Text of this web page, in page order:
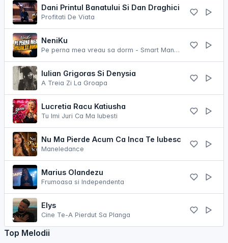
Dani Printul Banatului Si Dan Draghici
Profitati De Viata
NeniKu
Pe perna mea vreau sa dorm - Smart Manele
Iulian Grigoras Si Denysia
A Treia Zi La Groapa
Lucretia Racu Katiusha
Tu Imi Juri Ca Ma Iubesti
Nu Ma Pierde Acum Ca Inca Te Iubesc
Maneledance
Marius Olandezu
Frumoasa si Independenta
Elys
Cine Te-A Pierdut Sa Planga
Top Melodii